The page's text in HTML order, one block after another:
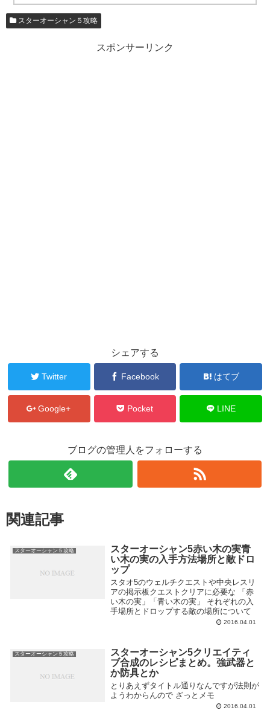
スターオーシャン５攻略
スポンサーリンク
シェアする
Twitter Facebook はてブ
Google+ Pocket LINE
ブログの管理人をフォローする
関連記事
スターオーシャン５攻略
スターオーシャン5赤い木の実青
い木の実の入手方法場所と敵ドロ
ップ
スタオ5のウェルチクエストや中央レスリ
アの掲示板クエストクリアに必要な 「赤
い木の実」「青い木の実」 それぞれの入
手場所とドロップする敵の場所について
2016.04.01
スターオーシャン５攻略
スターオーシャン5クリエイティ
ブ合成のレシピまとめ。強武器と
か防具とか
とりあえずタイトル通りなんですが法則が
ようわからんので ざっとメモ
2016.04.01